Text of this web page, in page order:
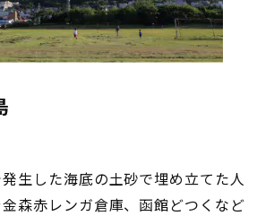
生した海底の土砂で埋め立てた人
森赤レンガ倉庫、函館どつくなど